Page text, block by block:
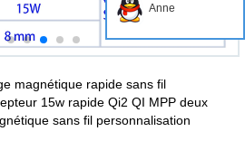
magnétique rapide sans fil
15w rapide Qi2 QI MPP deux
sans fil personnalisation
Anne